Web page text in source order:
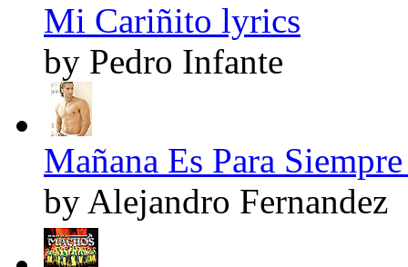
Mi Cariñito lyrics
by Pedro Infante
Mañana Es Para
by Alejandro Fernandez